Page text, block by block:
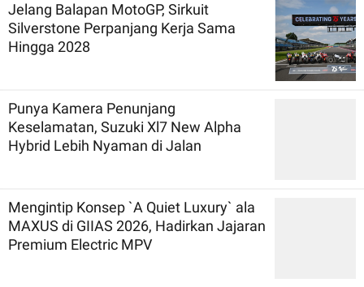
Jelang Balapan MotoGP, Sirkuit
Silverstone Perpanjang Kerja Sama
Hingga 2028
Punya Kamera Penunjang
Keselamatan, Suzuki Xl7 New Alpha
Hybrid Lebih Nyaman di Jalan
Mengintip Konsep `A Quiet Luxury` ala
MAXUS di GIIAS 2026, Hadirkan Jajaran
Premium Electric MPV